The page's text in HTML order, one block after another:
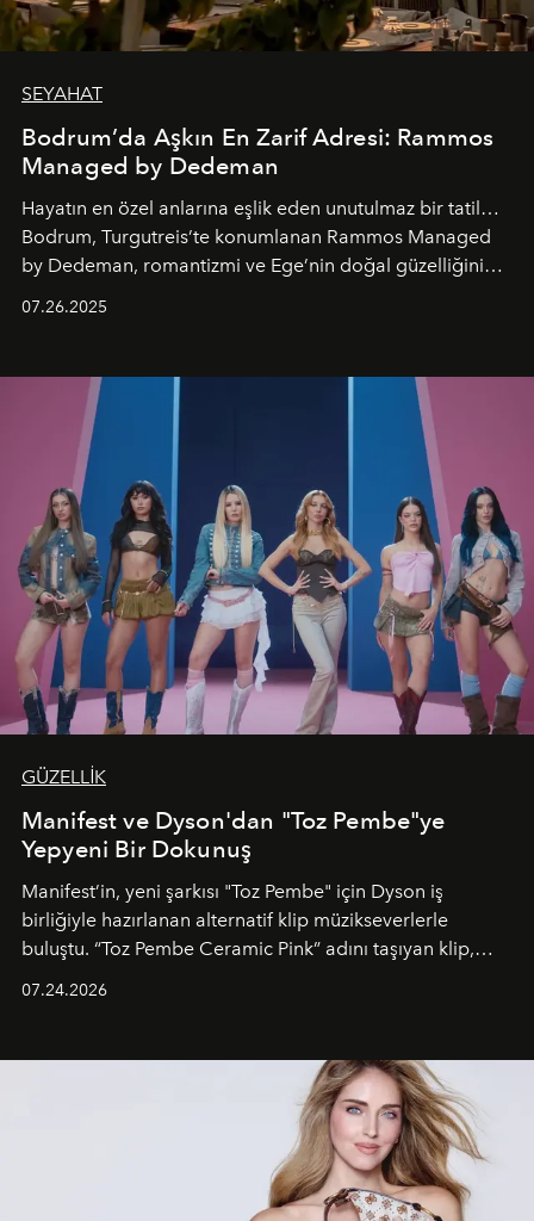
SEYAHAT
Bodrum’da Aşkın En Zarif Adresi: Rammos
Managed by Dedeman
Hayatın en özel anlarına eşlik eden unutulmaz bir tatil…
Bodrum, Turgutreis’te konumlanan Rammos Managed
by Dedeman, romantizmi ve Ege’nin doğal güzelliğini
07.26.2025
GÜZELLİK
Manifest ve Dyson'dan "Toz Pembe"ye
Yepyeni Bir Dokunuş
Manifest’in, yeni şarkısı "Toz Pembe" için Dyson iş
birliğiyle hazırlanan alternatif klip müzikseverlerle
buluştu. “Toz Pembe Ceramic Pink” adını taşıyan klip,
unsurlarından biri olarak öne çıkıyor.
07.24.2026